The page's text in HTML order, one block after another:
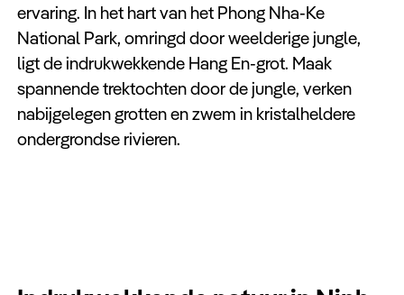
ervaring. In het hart van het Phong Nha-Ke
National Park, omringd door weelderige jungle,
ligt de indrukwekkende Hang En-grot. Maak
spannende trektochten door de jungle, verken
nabijgelegen grotten en zwem in kristalheldere
ondergrondse rivieren.